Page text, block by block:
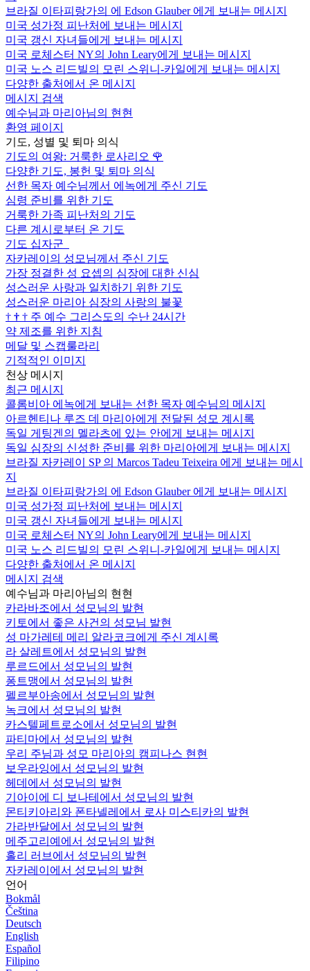
브라질 이타피랑가의 에 Edson Glauber 에게 보내는 메시지
미국 성가정 피난처에 보내는 메시지
미국 갱신 자녀들에게 보내는 메시지
미국 로체스터 NY의 John Leary에게 보내는 메시지
미국 노스 리드빌의 모린 스위니-카일에게 보내는 메시지
다양한 출처에서 온 메시지
메시지 검색
예수님과 마리아님의 현현
환영 페이지
기도, 성별 및 퇴마 의식
기도의 여왕: 거룩한 로사리오 🌹
다양한 기도, 봉헌 및 퇴마 의식
선한 목자 예수님께서 에녹에게 주신 기도
심령 준비를 위한 기도
거룩한 가족 피난처의 기도
다른 계시로부터 온 기도
기도 십자군
자카레이의 성모님께서 주신 기도
가장 정결한 성 요셉의 심장에 대한 신심
성스러운 사랑과 일치하기 위한 기도
성스러운 마리아 심장의 사랑의 불꽃
† † † 주 예수 그리스도의 수난 24시간
약 제조를 위한 지침
메달 및 스캡룰라리
기적적인 이미지
천상 메시지
최근 메시지
콜롬비아 에녹에게 보내는 선한 목자 예수님의 메시지
아르헨티나 루즈 데 마리아에게 전달된 성모 계시록
독일 게팅겐의 멜라츠에 있는 안에게 보내는 메시지
독일 심장의 신성한 준비를 위한 마리아에게 보내는 메시지
브라질 자카레이 SP 의 Marcos Tadeu Teixeira 에게 보내는 메시
지
브라질 이타피랑가의 에 Edson Glauber 에게 보내는 메시지
미국 성가정 피난처에 보내는 메시지
미국 갱신 자녀들에게 보내는 메시지
미국 로체스터 NY의 John Leary에게 보내는 메시지
미국 노스 리드빌의 모린 스위니-카일에게 보내는 메시지
다양한 출처에서 온 메시지
메시지 검색
예수님과 마리아님의 현현
카라바조에서 성모님의 발현
키토에서 좋은 사건의 성모님 발현
성 마가레테 메리 알라코크에게 주신 계시록
라 살레트에서 성모님의 발현
루르드에서 성모님의 발현
퐁트맹에서 성모님의 발현
펠르부아송에서 성모님의 발현
녹크에서 성모님의 발현
카스텔페트로소에서 성모님의 발현
파티마에서 성모님의 발현
우리 주님과 성모 마리아의 캠피나스 현현
보우라잉에서 성모님의 발현
헤데에서 성모님의 발현
기아이에 디 보나테에서 성모님의 발현
몬티키아리와 폰타넬레에서 로사 미스티카의 발현
가라반달에서 성모님의 발현
메주고리예에서 성모님의 발현
홀리 러브에서 성모님의 발현
자카레이에서 성모님의 발현
언어
Bokmål
Čeština
Deutsch
English
Español
Filipino